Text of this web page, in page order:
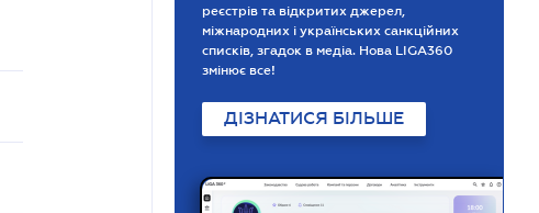
реєстрів та відкритих джерел,
міжнародних і українських санкційних
списків, згадок в медіа. Нова LIGA360
змінює все!
ДІЗНАТИСЯ БІЛЬШЕ